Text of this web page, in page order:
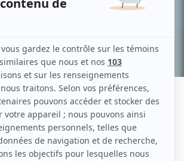
Recherche avancée »
GLAZOUNOV
sur Showbizz.net